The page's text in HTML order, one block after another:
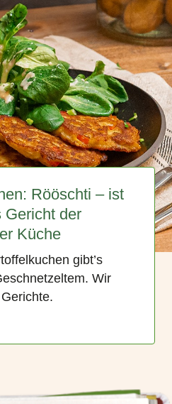
Rööschti – ist
Gericht der
Küche
gibt’s
Wir